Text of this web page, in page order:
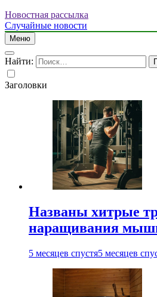
Новостная рассылка
Случайные новости
Меню
Найти:
Заголовки
Названы хитрые
наращивания
5 месяцев спустя5 месяцев